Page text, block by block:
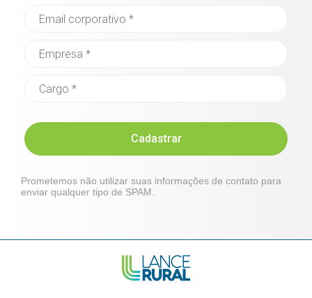
Cadastrar
Prometemos não utilizar suas informações de contato para
enviar qualquer tipo de SPAM.